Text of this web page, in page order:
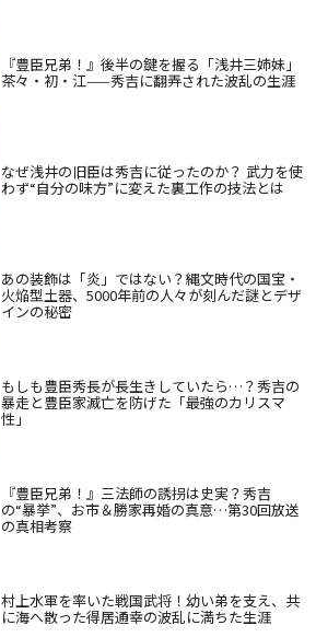
『豊臣兄弟！』後半の鍵を握る「浅井三姉妹」
茶々・初・江——秀吉に翻弄された波乱の生涯
なぜ浅井の旧臣は秀吉に従ったのか？ 武力を使
わず“自分の味方”に変えた裏工作の技法とは
あの装飾は「炎」ではない？縄文時代の国宝・
火焔型土器、5000年前の人々が刻んだ謎とデザ
インの秘密
もしも豊臣秀長が長生きしていたら…？秀吉の
暴走と豊臣家滅亡を防げた「最強のカリスマ
性」
『豊臣兄弟！』三法師の誘拐は史実？秀吉
の“暴挙”、お市＆勝家再婚の真意…第30回放送
の真相考察
村上水軍を率いた戦国武将！幼い弟を支え、共
に海へ散った得居通幸の波乱に満ちた生涯